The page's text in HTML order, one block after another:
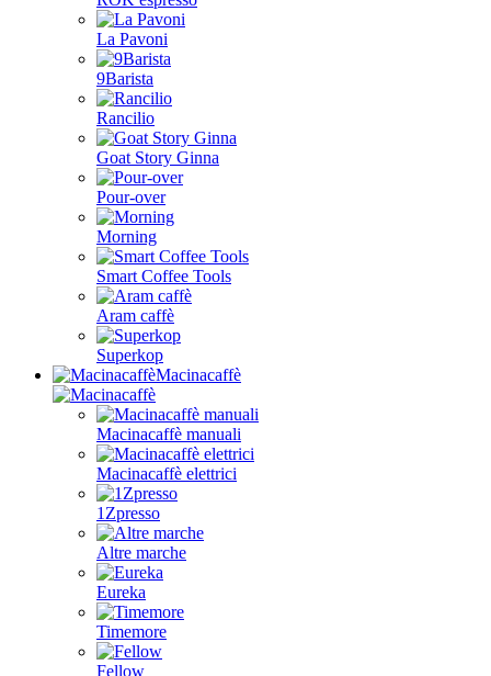
La Pavoni
9Barista
Rancilio
Goat Story Ginna
Pour-over
Morning
Smart Coffee Tools
Aram caffè
Superkop
Macinacaffè
Macinacaffè manuali
Macinacaffè elettrici
1Zpresso
Altre marche
Eureka
Timemore
Fellow